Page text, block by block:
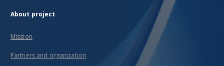
About project
Mission
Partners and organization